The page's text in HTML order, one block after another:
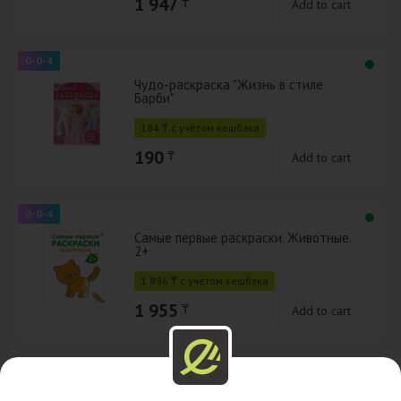
Add to cart
0-0-4
Чудо-раскраска "Жизнь в стиле
Барби"
184 ₸ с учётом кешбэка
190 ₸ Add to cart
0-0-4
Самые первые раскраски. Животные.
2+
1 896 ₸ с учётом кешбэка
1 955 ₸ Add to cart
Пальчиковая раскраска. В деревне